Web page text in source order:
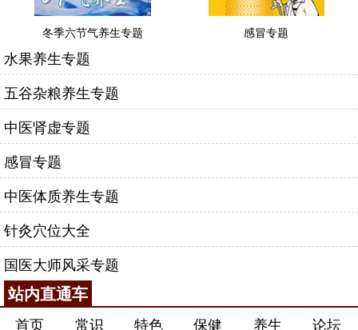
冬季六节气养生专题 感冒专题
水果养生专题
五谷杂粮养生专题
中医肾虚专题
感冒专题
中医体质养生专题
针灸穴位大全
国医大师风采专题
站内直通车
首页 常识 特色 保健 养生 论坛